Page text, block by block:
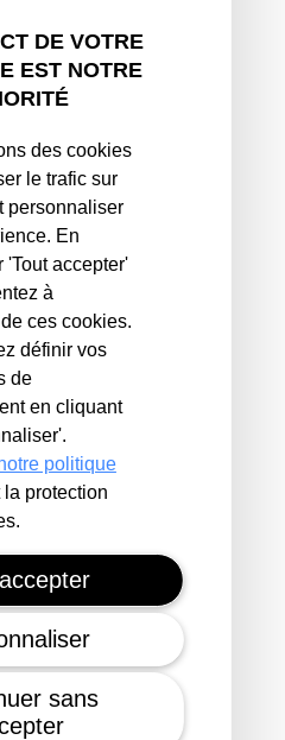
la taxe incitative
l'appli…
DE VOTRE
EST NOTRE
des cookies
le trafic sur
personnaliser
En
'Tout accepter'
à
de ces cookies.
définir vos
de
en cliquant
politique
protection
sans